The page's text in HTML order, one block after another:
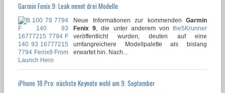
Garmin Fenix 9: Leak nennt drei Modelle
Neue Informationen zur kommenden Garmin
Fenix 9 , die unter anderem vonthe5Krunner
veröffentlicht wurden, deuten auf eine
umfangreichere Modellpalette als bislang
erwartet hin. Nach...
iPhone 18 Pro: nächste Keynote wohl am 9. September